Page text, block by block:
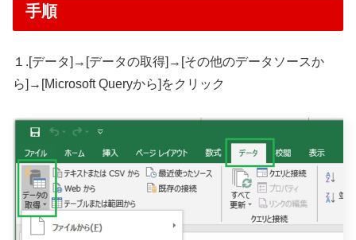
手順
１.[データ]→[データの取得]→[その他のデータソースか
ら]→[Microsoft Queryから]をクリック